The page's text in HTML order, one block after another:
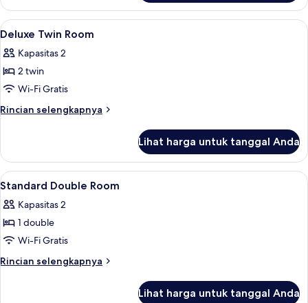
Deluxe
Double
Room
Lihat
semua
foto
untuk
Deluxe
Twin
Seprai premium, tempat tidur Select
21
Deluxe Twin Room
Kapasitas 2
2 twin
Wi-Fi Gratis
Rincian selengkapnya
Rincian
Deluxe
Twin
Room
Lihat harga untuk tanggal Anda
Lihat
semua
foto
untuk
Standard
Double
Seprai premium, tempat tidur Select
23
Standard Double Room
Kapasitas 2
1 double
Wi-Fi Gratis
Rincian selengkapnya
Rincian
Lihat harga untuk tanggal Anda